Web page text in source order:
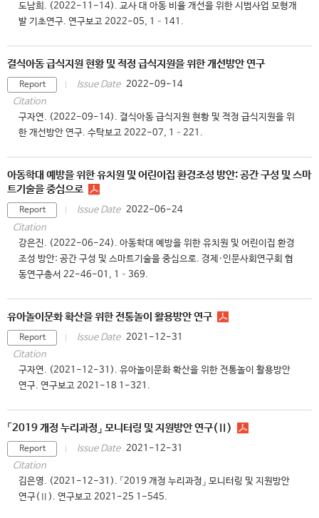
도남희. (2022-11-14). 교사 대 아동 비율 개선을 위한 시범사업 모형개
발 기초연구. 연구보고 2022-05, 1–141.
결식아동 급식지원 현황 및 적정 급식지원을 위한 개선방안 연구
Report Issue Date 2022-09-14
Citation
구자연. (2022-09-14). 결식아동 급식지원 현황 및 적정 급식지원을 위
한 개선방안 연구. 수탁보고 2022-07, 1–221.
아동학대 예방을 위한 유치원 및 어린이집 환경조성 방안: 공간 구성 및 스마
트기술을 중심으로
Report Issue Date 2022-06-24
Citation
강은진. (2022-06-24). 아동학대 예방을 위한 유치원 및 어린이집 환경
조성 방안: 공간 구성 및 스마트기술을 중심으로. 경제·인문사회연구회 협
동연구총서 22-46-01, 1–369.
유아놀이문화 확산을 위한 전통놀이 활용방안 연구
Report Issue Date 2021-12-31
Citation
구자연. (2021-12-31). 유아놀이문화 확산을 위한 전통놀이 활용방안
연구. 연구보고 2021-18 1-321.
「2019 개정 누리과정」 모니터링 및 지원방안 연구(Ⅱ)
Report Issue Date 2021-12-31
Citation
김은영. (2021-12-31). 「2019 개정 누리과정」 모니터링 및 지원방안
연구(Ⅱ). 연구보고 2021-25 1-545.